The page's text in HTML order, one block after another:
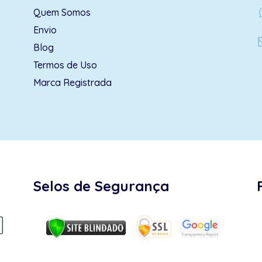
Quem Somos
Envio
Blog
Termos de Uso
Marca Registrada
Selos de Segurança